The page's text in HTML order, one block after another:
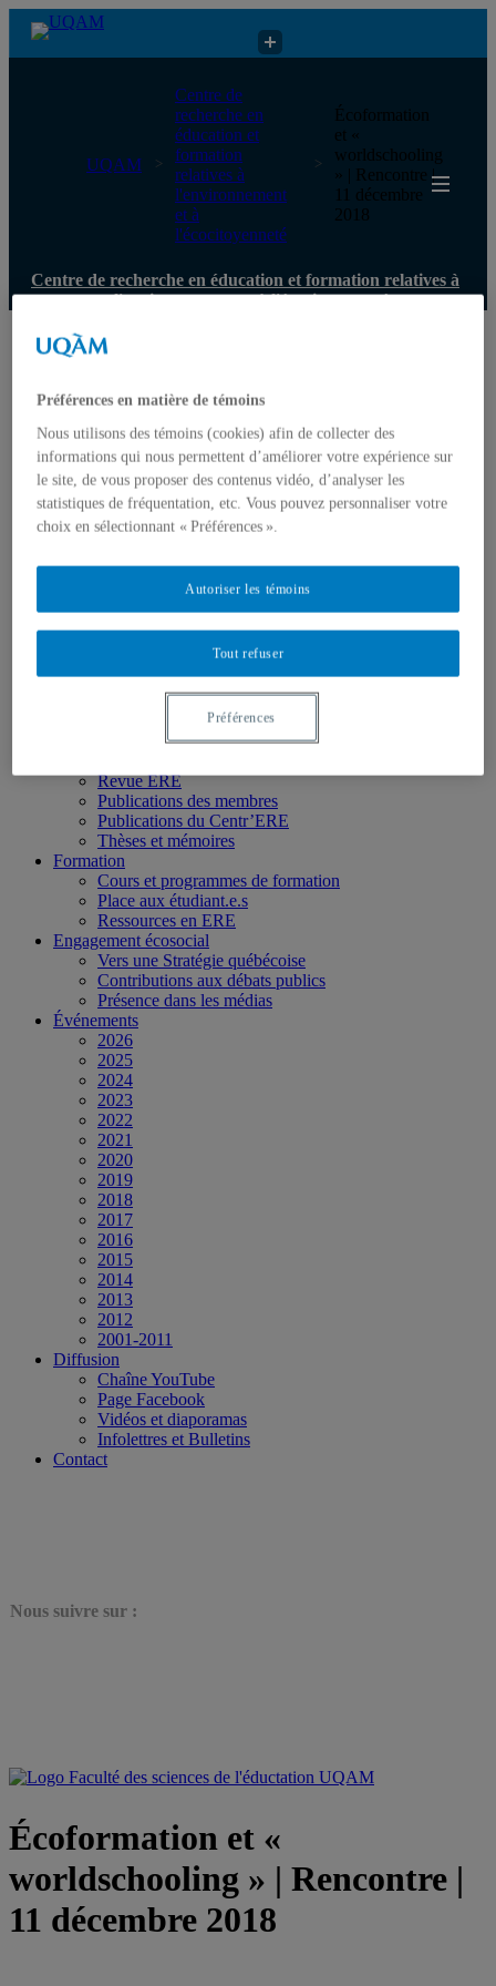
Centre de recherche en éducation et formation relatives à
l'environnement et à l'écocitoyenneté
UQAM
Centre de
recherche en
éducation et
formation
relatives à
l'environnement
et à
l'écocitoyenneté
Écoformation
et «
worldschooling
» | Rencontre |
11 décembre
2018
Centre de recherche en éducation et formation relatives à
l'environnement et à l'écocitoyenneté
Accueil
Mission
Comité de direction
Membres
Chercheur.e.s régulier.ère.s
Chercheur.e.s associé.e.s
Chercheur.e.s émérites
Personnel
Activités socio-scientifiques
2) Prismes socioculturels
3) Art et créativité
4) Formation initiale et continue
➜ Autochtonisation
Projets fondateurs et passés
Revue ERE
Publications des membres
Publications du Centr’ERE
Thèses et mémoires
Formation
Cours et programmes de formation
Place aux étudiant.e.s
Ressources en ERE
Engagement écosocial
Vers une Stratégie québécoise
Contributions aux débats publics
Présence dans les médias
Événements
2026
2025
2024
2023
2022
2021
2020
2019
2018
2017
2016
2015
2014
2013
2012
2001-2011
Diffusion
Chaîne YouTube
Page Facebook
Vidéos et diaporamas
Infolettres et Bulletins
Contact
Nous suivre sur :
Écoformation et «
worldschooling » | Rencontre |
11 décembre 2018
Préférences en matière de témoins
Nous utilisons des témoins (cookies) afin de collecter des
informations qui nous permettent d’améliorer votre expérience sur
le site, de vous proposer des contenus vidéo, d’analyser les
statistiques de fréquentation, etc. Vous pouvez personnaliser votre
choix en sélectionnant « Préférences ».
Tout refuser
Autoriser les témoins
Préférences